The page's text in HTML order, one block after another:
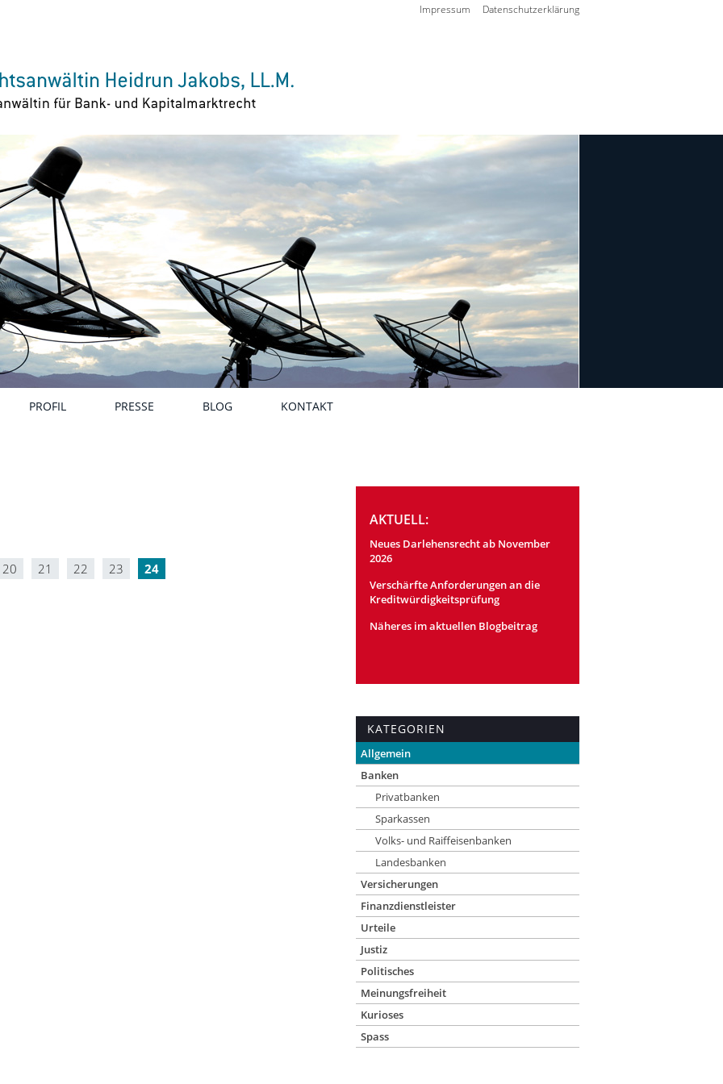
Datenschutzerklärung
Impressum
20 21 22 23 24
PROFIL PRESSE BLOG KONTAKT
AKTUELL:
Neues Darlehensrecht ab November
2026
Verschärfte Anforderungen an die
Kreditwürdigkeitsprüfung
Näheres im aktuellen Blogbeitrag
KATEGORIEN
Allgemein
Banken
Privatbanken
Sparkassen
Volks- und Raiffeisenbanken
Landesbanken
Versicherungen
Finanzdienstleister
Urteile
Justiz
Politisches
Meinungsfreiheit
Kurioses
Spass